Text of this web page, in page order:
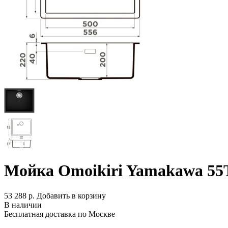
Мойка Omoikiri Yamakawa
53 288 р. Добавить в корзину
В наличии
Бесплатная доставка по Москве